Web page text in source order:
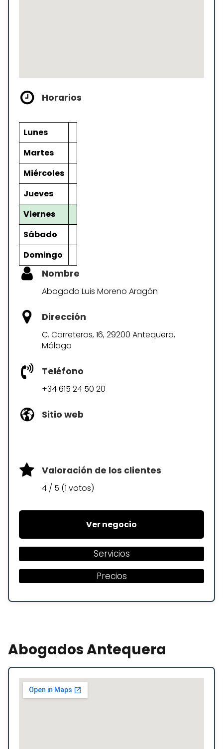
Horarios
Lunes
Martes
Miércoles
Jueves
Viernes
Sábado
Domingo
Nombre
Abogado Luis Moreno Aragón
Dirección
C. Carreteros, 16, 29200 Antequera,
Málaga
Teléfono
+34 615 24 50 20
Sitio web
Valoración de los clientes
4 / 5 (1 votos)
Ver negocio
Servicios
Precios
Abogados Antequera